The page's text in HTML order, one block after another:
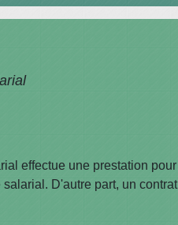
effectue une prestation pour
D'autre part, un contrat